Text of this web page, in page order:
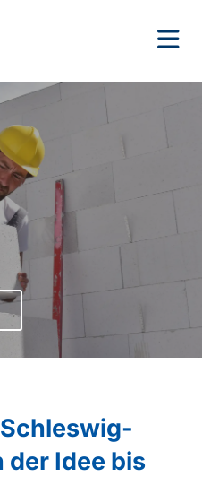
der Idee bis